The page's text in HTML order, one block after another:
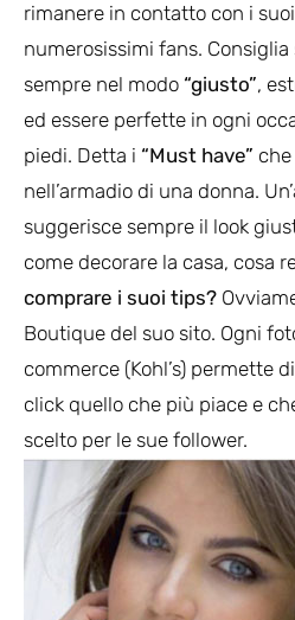
rimanere in contatto con i suoi
numerosissimi fans.
sempre nel modo “giusto”,
ed essere perfette in ogni
piedi. Detta i “Must have”
nell’armadio di una donna.
suggerisce sempre il look
come decorare la casa, cosa
comprare i suoi tips?
Boutique del suo sito. Ogni
commerce (Kohl’s) permette
click quello che più piace e
scelto per le sue follower.